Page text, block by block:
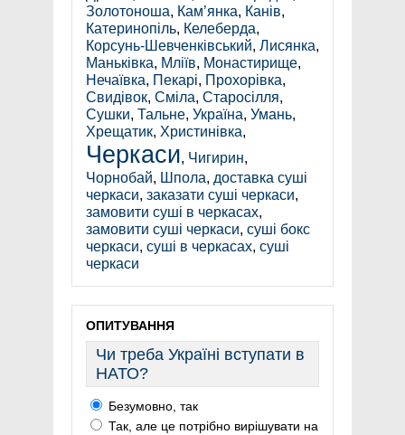
Золотоноша, Кам’янка, Канів,
Катеринопіль, Келеберда,
Корсунь-Шевченківський, Лисянка,
Маньківка, Мліїв, Монастирище,
Нечаївка, Пекарі, Прохорівка,
Свидівок, Сміла, Старосілля,
Сушки, Тальне, Україна, Умань,
Хрещатик, Христинівка,
Черкаси, Чигирин,
Чорнобай, Шпола, доставка суші
черкаси, заказати суші черкаси,
замовити суші в черкасах,
замовити суші черкаси, суші бокс
черкаси, суші в черкасах, суші
черкаси
ОПИТУВАННЯ
Чи треба Україні вступати в
НАТО?
Безумовно, так
Так, але це потрібно вирішувати на